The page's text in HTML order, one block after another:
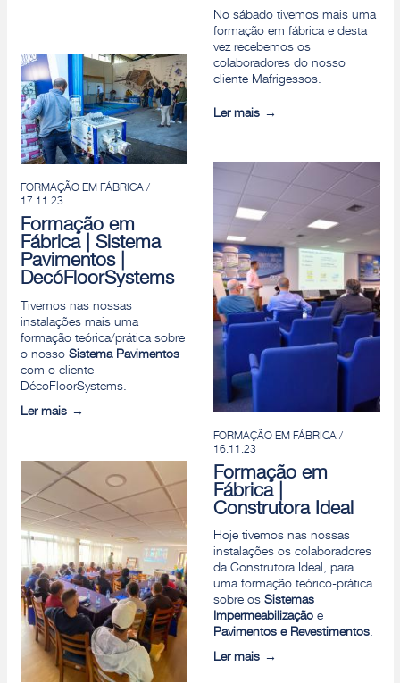
No sábado tivemos mais uma
formação em fábrica e desta
vez recebemos os
colaboradores do nosso
cliente Mafrigessos.
Ler mais
FORMAÇÃO EM FÁBRICA /
17.11.23
Formação em
Fábrica | Sistema
Pavimentos |
DecóFloorSystems
Tivemos nas nossas
instalações mais uma
formação teórica/prática sobre
o nosso Sistema Pavimentos
com o cliente
DécoFloorSystems.
Ler mais
FORMAÇÃO EM FÁBRICA /
16.11.23
Formação em
Fábrica |
Construtora Ideal
Hoje tivemos nas nossas
instalações os colaboradores
da Construtora Ideal, para
uma formação teórico-prática
sobre os Sistemas
Impermeabilização e
Pavimentos e Revestimentos.
Ler mais